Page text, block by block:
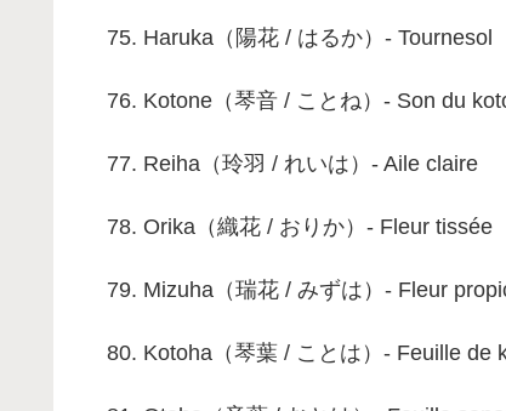
Haruka（陽花 / はるか）- Tournesol
Kotone（琴音 / ことね）- Son du
Reiha（玲羽 / れいは）- Aile claire
Orika（織花 / おりか）- Fleur tissée
Mizuha（瑞花 / みずは）- Fleur
Kotoha（琴葉 / ことは）- Feuille de